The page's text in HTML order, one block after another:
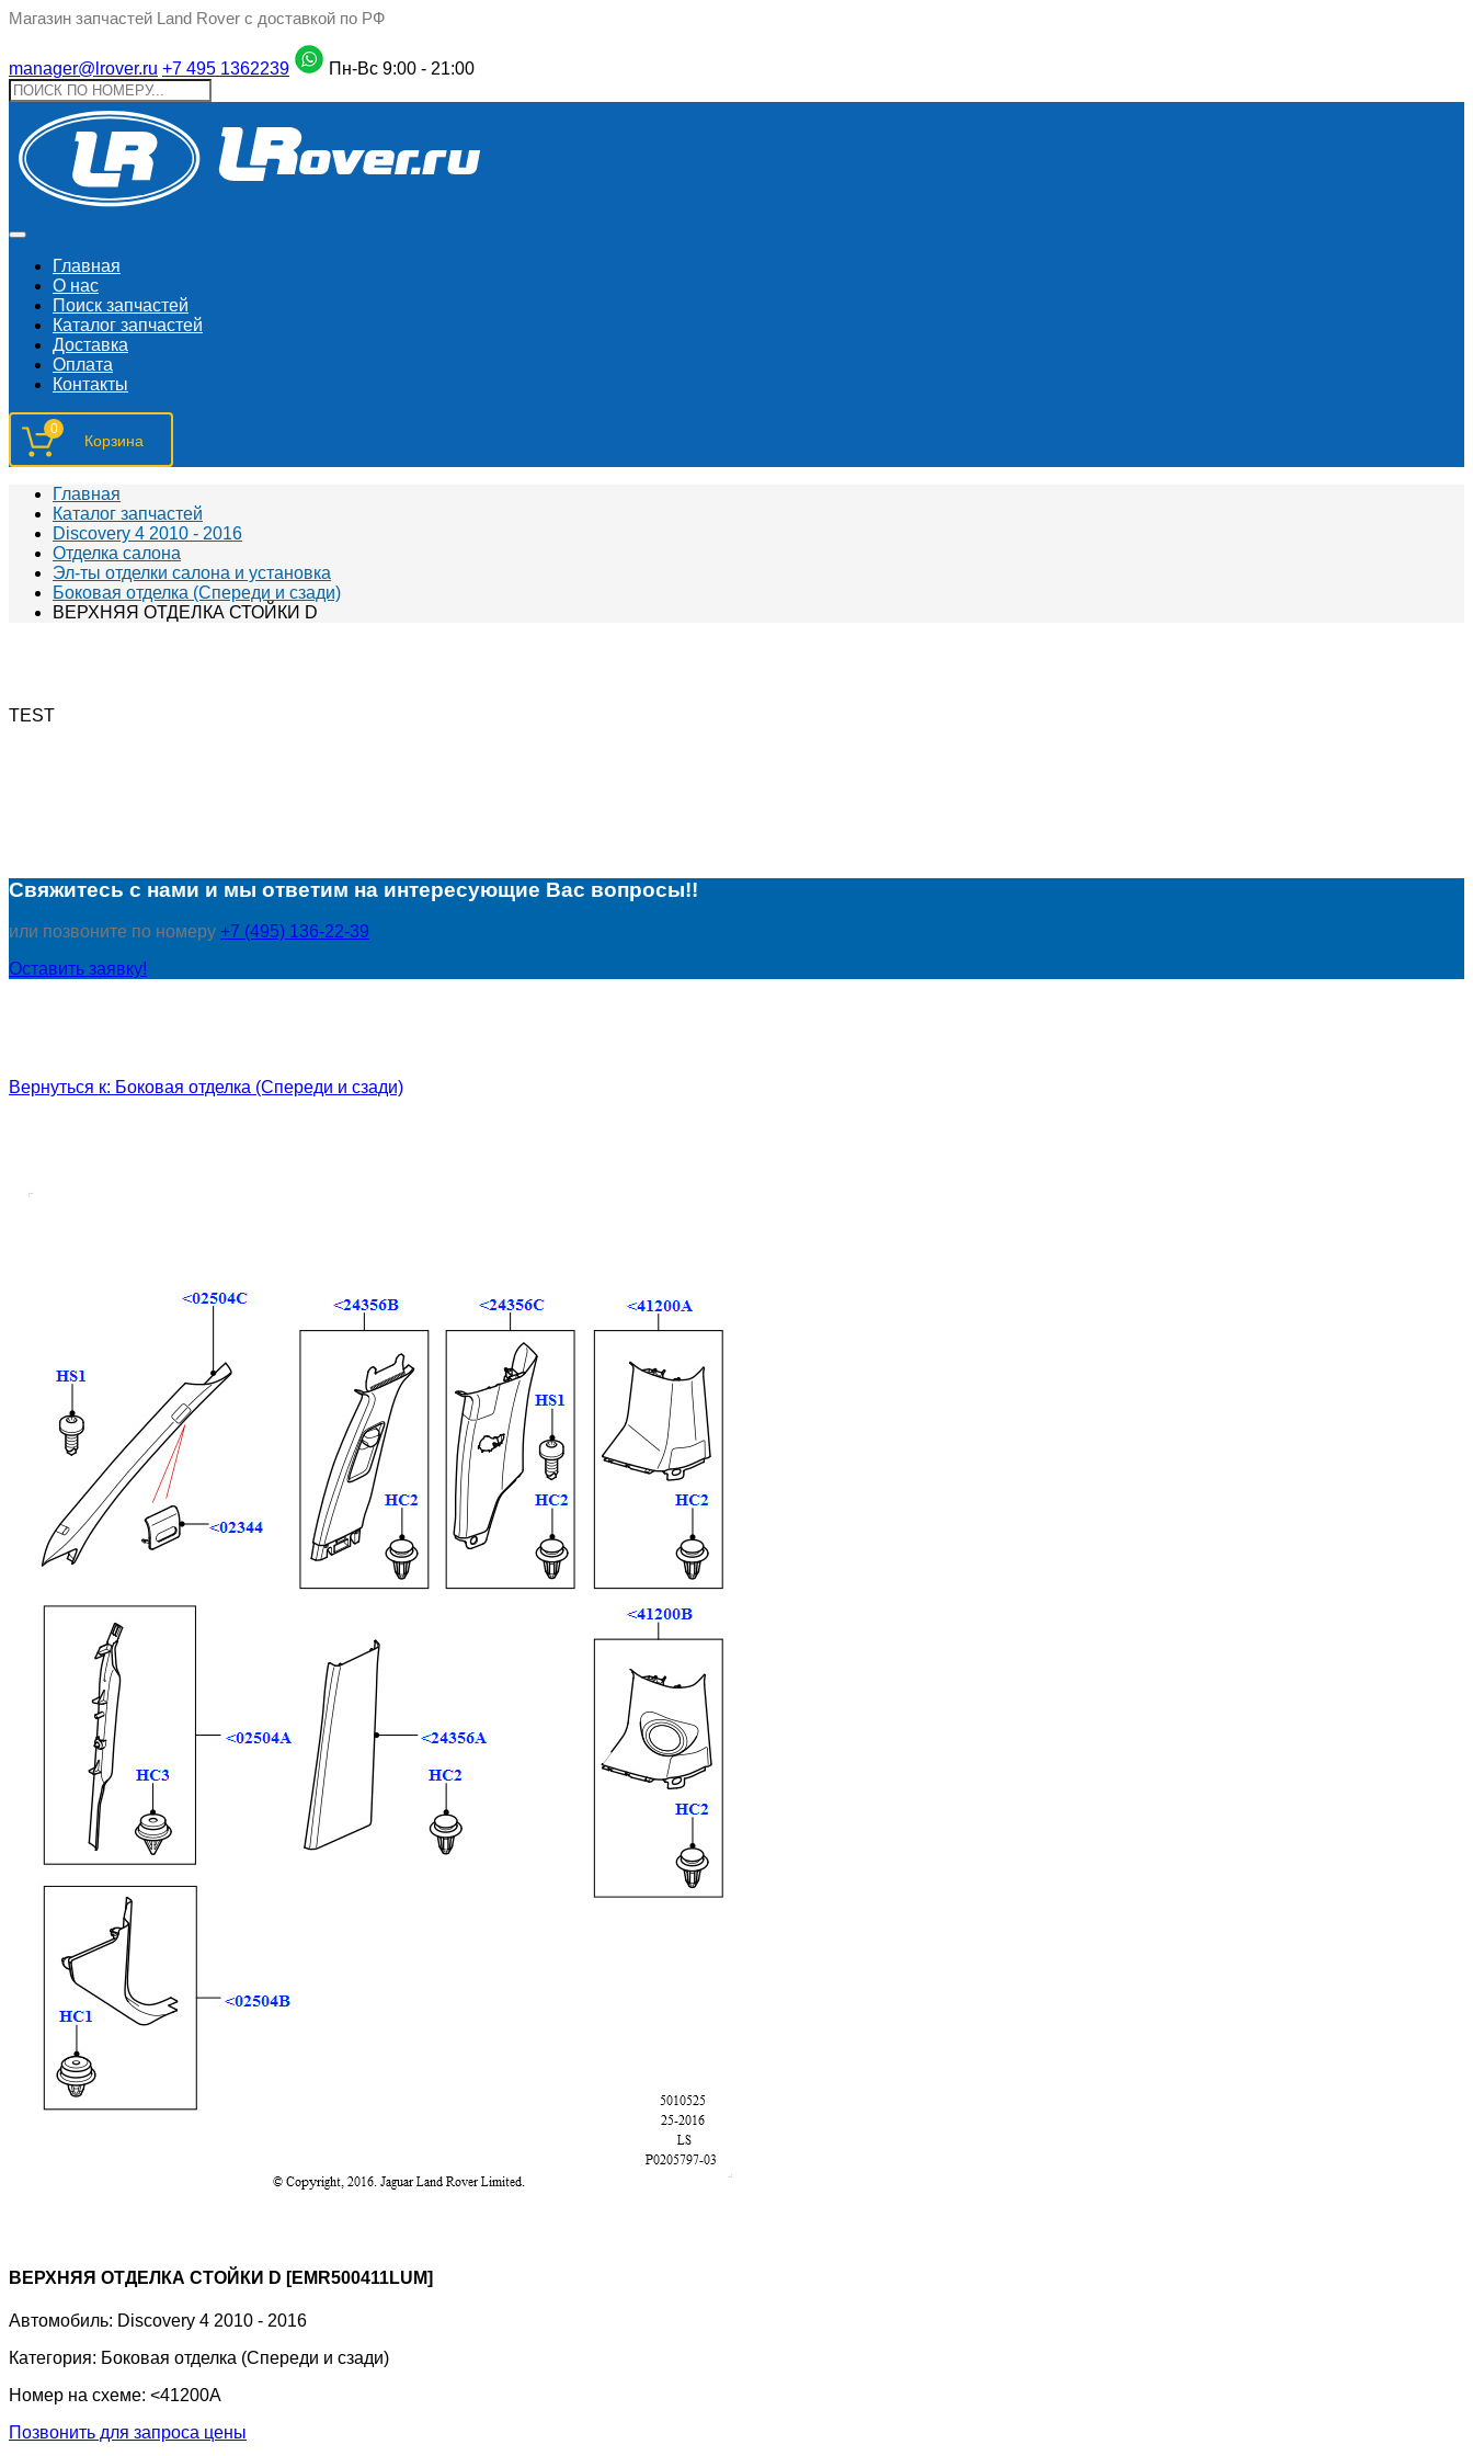
Магазин запчастей Land Rover с доставкой по РФ
manager@lrover.ru +7 495 1362239 Пн-Вс 9:00 - 21:00
Главная
О нас
Поиск запчастeй
Каталог запчастей
Доставка
Оплата
Контакты
0
Главная
Каталог запчастей
Discovery 4 2010 - 2016
Отделка салона
Эл-ты отделки салона и установка
Боковая отделка (Спереди и сзади)
ВЕРХНЯЯ ОТДЕЛКА СТОЙКИ D
TEST
Свяжитесь с нами и мы ответим на интересующие Вас вопросы!!
или позвоните по номеру +7 (495) 136-22-39
Оставить заявку!
Вернуться к: Боковая отделка (Спереди и сзади)
ВЕРХНЯЯ ОТДЕЛКА СТОЙКИ D [EMR500411LUM]
Автомобиль: Discovery 4 2010 - 2016
Категория: Боковая отделка (Спереди и сзади)
Номер на схеме: <41200A
Позвонить для запроса цены